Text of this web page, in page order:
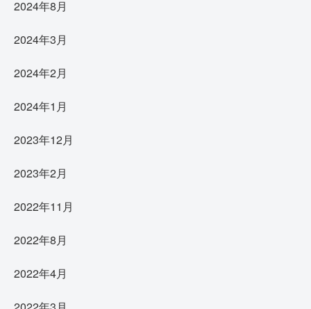
2024年8月
2024年3月
2024年2月
2024年1月
2023年12月
2023年2月
2022年11月
2022年8月
2022年4月